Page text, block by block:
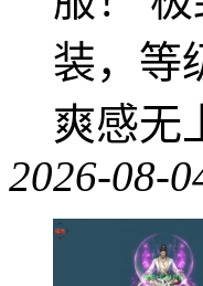
装，等
爽感无
2026-08-